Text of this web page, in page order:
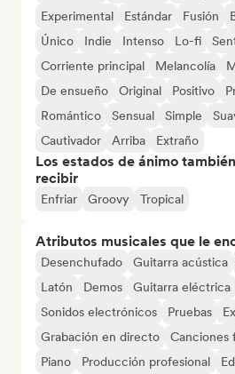
Experimental
Estándar Fusión
Único
Indie Intenso Lo-fi
Corriente principal
Melancolía
De ensueño
Original Positivo
Romántico
Sensual Simple
Cautivador
Arriba Extraño
Los estados de ánimo
recibir
Enfriar Groovy Tropical
Atributos musicales que le
Desenchufado Guitarra acústica
Latón
Demos
Guitarra eléctrica
Sonidos electrónicos
Pruebas
Grabación en directo
Canciones
Piano
Producción profesional